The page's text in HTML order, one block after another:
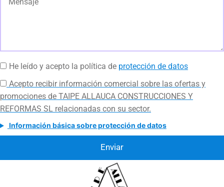
He leído y acepto la política de protección de datos
Acepto recibir información comercial sobre las ofertas y
promociones de TAIPE ALLAUCA CONSTRUCCIONES Y
REFORMAS SL relacionadas con su sector.
Información básica sobre protección de datos
Enviar